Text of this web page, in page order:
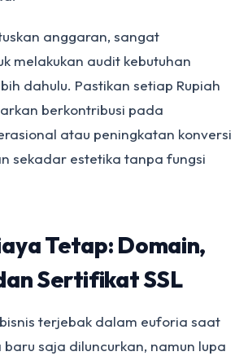
anggaran, sangat
melakukan audit kebutuhan
dahulu. Pastikan setiap Rupiah
berkontribusi pada
atau peningkatan konversi
sekadar estetika tanpa fungsi
Tetap: Domain,
Sertifikat SSL
terjebak dalam euforia saat
saja diluncurkan, namun lupa